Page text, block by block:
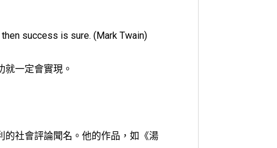
success is sure. (Mark Twain)
一定會實現。
的社會評論聞名。他的作品，如《湯